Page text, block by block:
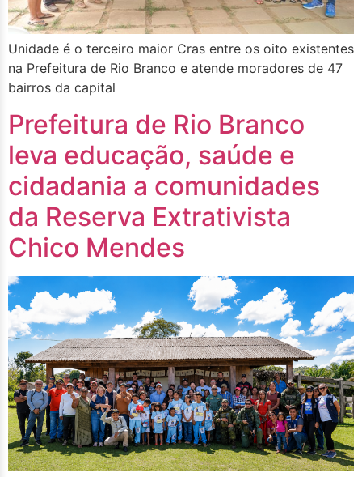
Unidade é o terceiro maior Cras entre os oito existentes
na Prefeitura de Rio Branco e atende moradores de 47
bairros da capital
Prefeitura de Rio Branco
leva educação, saúde e
cidadania a comunidades
da Reserva Extrativista
Chico Mendes